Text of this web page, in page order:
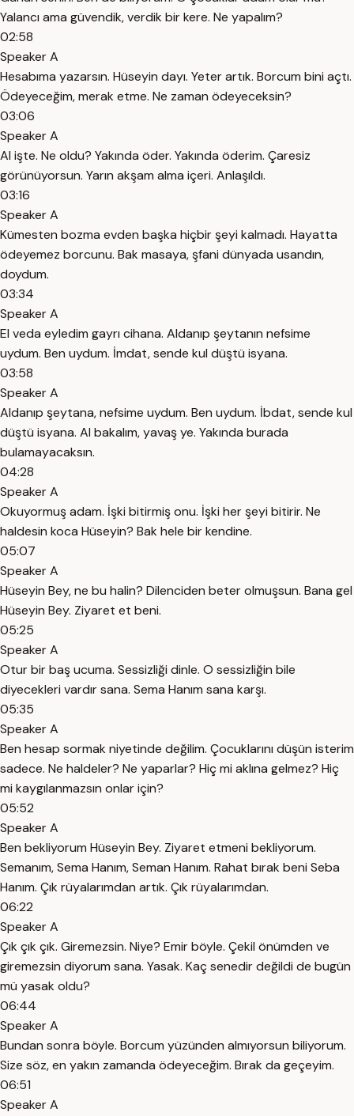
Yalancı ama güvendik, verdik bir kere. Ne yapalım?
02:58
Speaker A
Hesabıma yazarsın. Hüseyin dayı. Yeter artık. Borcum bini açtı.
Ödeyeceğim, merak etme. Ne zaman ödeyeceksin?
03:06
Speaker A
Al işte. Ne oldu? Yakında öder. Yakında öderim. Çaresiz
görünüyorsun. Yarın akşam alma içeri. Anlaşıldı.
03:16
Speaker A
Kümesten bozma evden başka hiçbir şeyi kalmadı. Hayatta
ödeyemez borcunu. Bak masaya, şfani dünyada usandın,
doydum.
03:34
Speaker A
El veda eyledim gayrı cihana. Aldanıp şeytanın nefsime
uydum. Ben uydum. İmdat, sende kul düştü isyana.
03:58
Speaker A
Aldanıp şeytana, nefsime uydum. Ben uydum. İbdat, sende kul
düştü isyana. Al bakalım, yavaş ye. Yakında burada
bulamayacaksın.
04:28
Speaker A
Okuyormuş adam. İşki bitirmiş onu. İşki her şeyi bitirir. Ne
haldesin koca Hüseyin? Bak hele bir kendine.
05:07
Speaker A
Hüseyin Bey, ne bu halin? Dilenciden beter olmuşsun. Bana gel
Hüseyin Bey. Ziyaret et beni.
05:25
Speaker A
Otur bir baş ucuma. Sessizliği dinle. O sessizliğin bile
diyecekleri vardır sana. Sema Hanım sana karşı.
05:35
Speaker A
Ben hesap sormak niyetinde değilim. Çocuklarını düşün isterim
sadece. Ne haldeler? Ne yaparlar? Hiç mi aklına gelmez? Hiç
mi kaygılanmazsın onlar için?
05:52
Speaker A
Ben bekliyorum Hüseyin Bey. Ziyaret etmeni bekliyorum.
Semanım, Sema Hanım, Seman Hanım. Rahat bırak beni Seba
Hanım. Çık rüyalarımdan artık. Çık rüyalarımdan.
06:22
Speaker A
Çık çık çık. Giremezsin. Niye? Emir böyle. Çekil önümden ve
giremezsin diyorum sana. Yasak. Kaç senedir değildi de bugün
mü yasak oldu?
06:44
Speaker A
Bundan sonra böyle. Borcum yüzünden almıyorsun biliyorum.
Size söz, en yakın zamanda ödeyeceğim. Bırak da geçeyim.
06:51
Speaker A